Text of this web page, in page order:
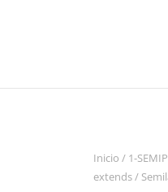
Inicio / 1-
extends/